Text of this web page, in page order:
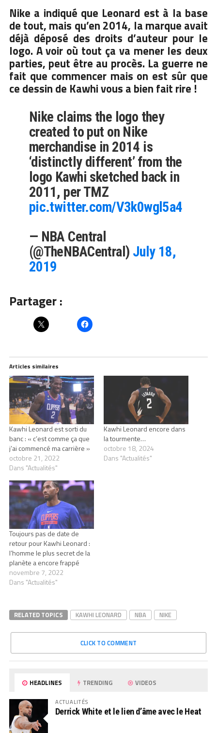
Nike a indiqué que Leonard est à la base
de tout, mais qu’en 2014, la marque avait
déjà déposé des droits d’auteur pour le
logo. A voir où tout ça va mener les deux
parties, peut être au procès. La guerre ne
fait que commencer mais on est sûr que
ce dessin de Kawhi vous a bien fait rire !
Nike claims the logo they
created to put on Nike
merchandise in 2014 is
‘distinctly different’ from the
logo Kawhi sketched back in
2011, per TMZ
pic.twitter.com/V3k0wgl5a4
— NBA Central
(@TheNBACentral) July 18,
2019
Partager :
Articles similaires
Kawhi Leonard est sorti du
banc : « c’est comme ça que
j’ai commencé ma carrière »
octobre 21, 2022
Dans "Actualités"
Kawhi Leonard encore dans
la tourmente…
octobre 18, 2024
Dans "Actualités"
Toujours pas de date de
retour pour Kawhi Leonard :
l’homme le plus secret de la
planète a encore frappé
novembre 7, 2022
Dans "Actualités"
RELATED TOPICS KAWHI LEONARD NBA NIKE
CLICK TO COMMENT
HEADLINES TRENDING VIDEOS
ACTUALITÉS
Derrick White et le lien d’âme avec le Heat